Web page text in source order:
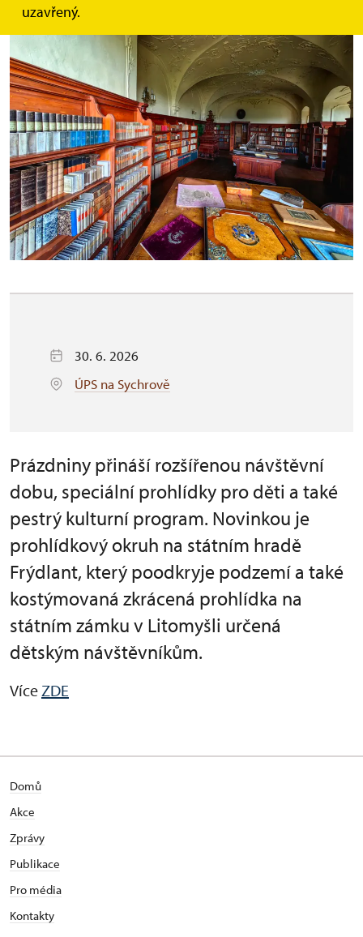
uzavřený.
30. 6. 2026
ÚPS na Sychrově
Prázdniny přináší rozšířenou návštěvní
dobu, speciální prohlídky pro děti a také
pestrý kulturní program. Novinkou je
prohlídkový okruh na státním hradě
Frýdlant, který poodkryje podzemí a také
kostýmovaná zkrácená prohlídka na
státním zámku v Litomyšli určená
dětským návštěvníkům.
VíceZDE
Domů
Akce
Zprávy
Publikace
Pro média
Kontakty